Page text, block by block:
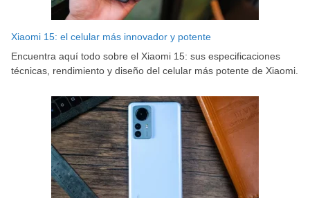
Xiaomi 15: el celular más innovador y potente
Encuentra aquí todo sobre el Xiaomi 15: sus especificaciones
técnicas, rendimiento y diseño del celular más potente de Xiaomi.